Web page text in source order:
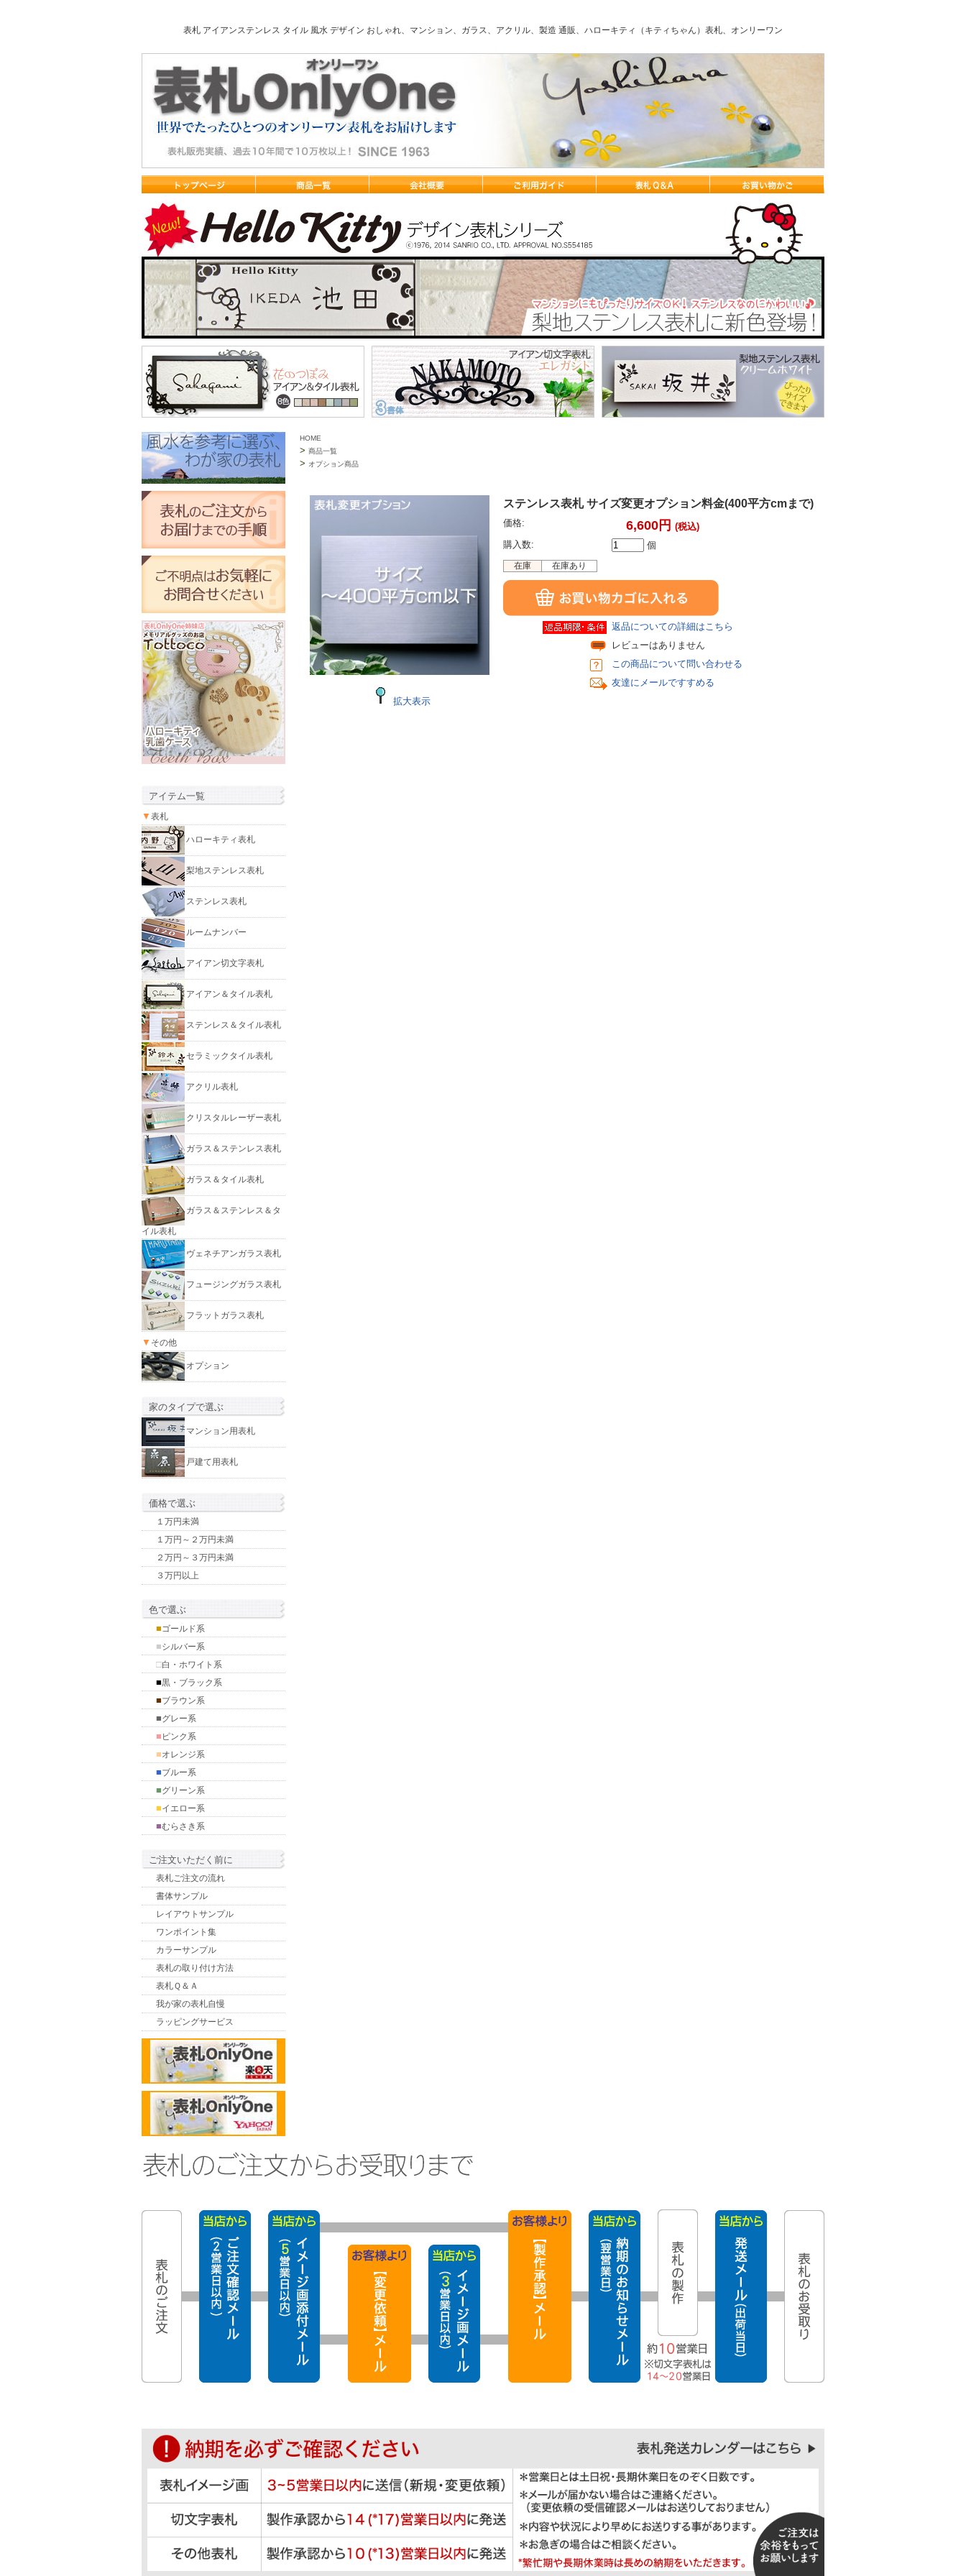
表札 アイアンステンレス タイル 風水 デザイン おしゃれ、マンション、ガラス、アクリル、製造 通販、ハローキティ（キティちゃん）表札、オンリーワン
アイテム一覧
▼ 表札
ハローキティ表札
梨地ステンレス表札
ステンレス表札
ルームナンバー
アイアン切文字表札
アイアン＆タイル表札
ステンレス＆タイル表札
セラミックタイル表札
アクリル表札
クリスタルレーザー表札
ガラス＆ステンレス表札
ガラス＆タイル表札
ガラス＆ステンレス＆タ
イル表札
ヴェネチアンガラス表札
フュージングガラス表札
フラットガラス表札
▼ その他
オプション
家のタイプで選ぶ
マンション用表札
戸建て用表札
価格で選ぶ
１万円未満
１万円～２万円未満
２万円～３万円未満
３万円以上
色で選ぶ
■ゴールド系
■シルバー系
□白・ホワイト系
■黒・ブラック系
■ブラウン系
■グレー系
■ ピンク系
■オレンジ系
■ブルー系
■グリーン系
■イエロー系
■むらさき系
ご注文いただく前に
表札ご注文の流れ
書体サンプル
レイアウトサンプル
ワンポイント集
カラーサンプル
表札の取り付け方法
表札Ｑ＆Ａ
我が家の表札自慢
ラッピングサービス
HOME
> 商品一覧
> オプション商品
拡大表示
ステンレス表札 サイズ変更オプション料金(400平方cmまで)
価格: 6,600円 (税込)
購入数:
個
在庫 在庫あり
返品についての詳細はこちら
レビューはありません
この商品について問い合わせる
友達にメールですすめる